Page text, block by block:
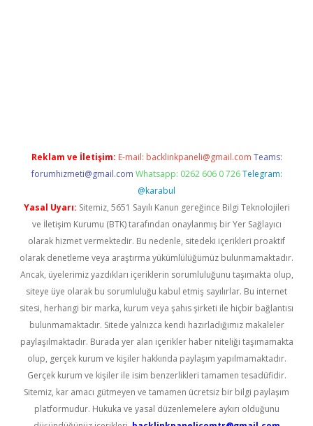
Reklam ve İletişim: E-mail: backlinkpaneli@gmail.com Teams:
forumhizmeti@gmail.com Whatsapp: 0262 606 0 726 Telegram:
@karabul
Yasal Uyarı: Sitemiz, 5651 Sayılı Kanun gereğince Bilgi Teknolojileri
ve İletişim Kurumu (BTK) tarafından onaylanmış bir Yer Sağlayıcı
olarak hizmet vermektedir. Bu nedenle, sitedeki içerikleri proaktif
olarak denetleme veya araştırma yükümlülüğümüz bulunmamaktadır.
Ancak, üyelerimiz yazdıkları içeriklerin sorumluluğunu taşımakta olup,
siteye üye olarak bu sorumluluğu kabul etmiş sayılırlar. Bu internet
sitesi, herhangi bir marka, kurum veya şahıs şirketi ile hiçbir bağlantısı
bulunmamaktadır. Sitede yalnızca kendi hazırladığımız makaleler
paylaşılmaktadır. Burada yer alan içerikler haber niteliği taşımamakta
olup, gerçek kurum ve kişiler hakkında paylaşım yapılmamaktadır.
Gerçek kurum ve kişiler ile isim benzerlikleri tamamen tesadüfidir.
Sitemiz, kar amacı gütmeyen ve tamamen ücretsiz bir bilgi paylaşım
platformudur. Hukuka ve yasal düzenlemelere aykırı olduğunu